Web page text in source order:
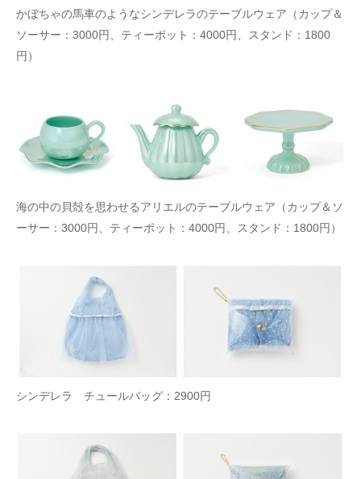
かぼちゃの馬車のようなシンデレラのテーブルウェア（カップ＆
ソーサー：3000円、ティーポット：4000円、スタンド：1800
円）
海の中の貝殻を思わせるアリエルのテーブルウェア（カップ＆ソ
ーサー：3000円、ティーポット：4000円、スタンド：1800円）
シンデレラ チュールバッグ：2900円